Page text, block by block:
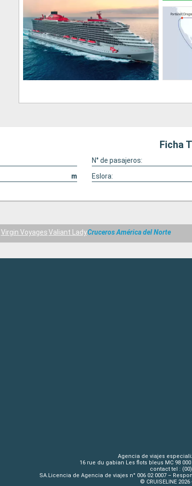
Ficha
N° de pasajeros:
m Eslora:
Virgin VoyagesValiant LadyCruceros América del Norte
Agencia de viajes
16 rue du gabian Les flots bleus MC 98
contact tel : (00)
SA.Licencia de Agencia de viajes n° 006 02 0007 –
© CRUISELINE